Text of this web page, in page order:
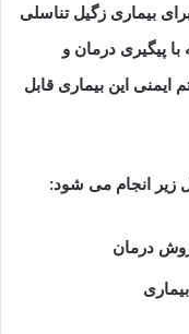
بیماری زگیل تناسلی
پیگیری درمان و
این بیماری قابل
زیر انجام می شود:
روش درمان